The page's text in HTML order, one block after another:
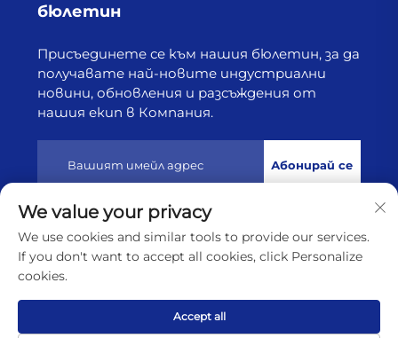
бюлетин
Присъединете се към нашия бюлетин, за да
получавате най-новите индустриални
новини, обновления и разсъждения от
нашия екип в Компания.
Абонирай се
Всички права запазени © 2025 от Лянюнган Хайборн
Технолоджи Ко., Лтд
Политика за поверителност
We value your privacy
We use cookies and similar tools to provide our services.
If you don't want to accept all cookies, click Personalize
cookies.
Accept all